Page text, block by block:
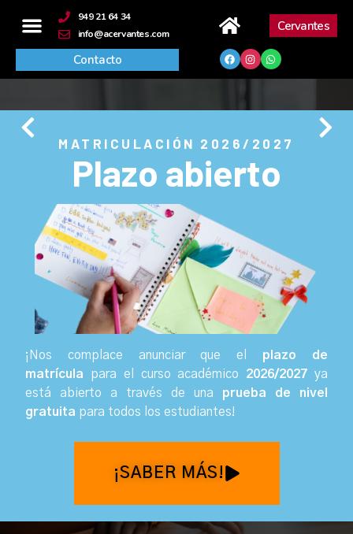
949 21 64 34
info@acervantes.com
Cervantes
Contacto
MATRICULACIÓN 2026/2027
Plazo abierto
¡Nos complace anunciar que el plazo de
matrícula para el curso académico 2026/2027 ya
está abierto a través de una prueba de nivel
gratuita para todos los estudiantes!
¡SABER MÁS!